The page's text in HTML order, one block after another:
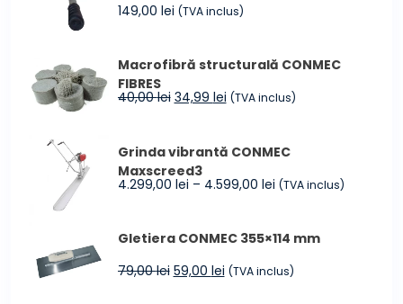
149,00 lei (TVA inclus)
Macrofibră structurală CONMEC
FIBRES
40,00lei Prețul
fost:
40,00 lei.
34,99 leiPrețul
34,99 lei.
(TVA inclus)
Grinda vibrantă CONMEC
Maxscreed3
4.299,00 lei – 4.599,00 leiInterval
4.299,00 lei
la
(TVA inclus)
Gletiera CONMEC 355×114 mm
79,00lei Prețul
59,00 leiPrețul
(TVA inclus)